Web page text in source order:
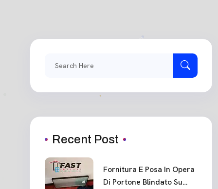
Recent Post
Fornitura E Posa In Opera
Di Portone Blindato Su